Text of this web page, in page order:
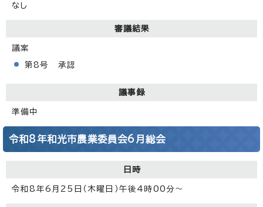
なし
審議結果
議案
第8号 承認
議事録
準備中
令和8年和光市農業委員会6月総会
日時
令和8年6月25日（木曜日）午後4時00分～